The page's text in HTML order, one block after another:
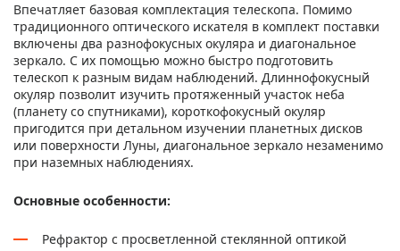
Впечатляет базовая комплектация телескопа. Помимо
традиционного оптического искателя в комплект поставки
включены два разнофокусных окуляра и диагональное
зеркало. С их помощью можно быстро подготовить
телескоп к разным видам наблюдений. Длиннофокусный
окуляр позволит изучить протяженный участок неба
(планету со спутниками), короткофокусный окуляр
пригодится при детальном изучении планетных дисков
или поверхности Луны, диагональное зеркало незаменимо
при наземных наблюдениях.
Основные особенности:
Рефрактор с просветленной стеклянной оптикой